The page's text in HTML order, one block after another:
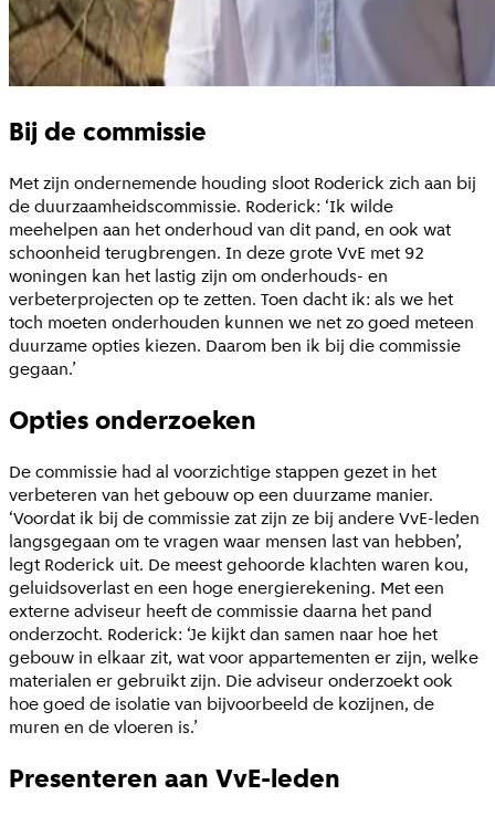
Bij de commissie
Met zijn ondernemende houding sloot Roderick zich aan bij
de duurzaamheidscommissie. Roderick: ‘Ik wilde
meehelpen aan het onderhoud van dit pand, en ook wat
schoonheid terugbrengen. In deze grote VvE met 92
woningen kan het lastig zijn om onderhouds- en
verbeterprojecten op te zetten. Toen dacht ik: als we het
toch moeten onderhouden kunnen we net zo goed meteen
duurzame opties kiezen. Daarom ben ik bij die commissie
gegaan.’
Opties onderzoeken
De commissie had al voorzichtige stappen gezet in het
verbeteren van het gebouw op een duurzame manier.
‘Voordat ik bij de commissie zat zijn ze bij andere VvE-leden
langsgegaan om te vragen waar mensen last van hebben’,
legt Roderick uit. De meest gehoorde klachten waren kou,
geluidsoverlast en een hoge energierekening. Met een
externe adviseur heeft de commissie daarna het pand
onderzocht. Roderick: ‘Je kijkt dan samen naar hoe het
gebouw in elkaar zit, wat voor appartementen er zijn, welke
materialen er gebruikt zijn. Die adviseur onderzoekt ook
hoe goed de isolatie van bijvoorbeeld de kozijnen, de
muren en de vloeren is.’
Presenteren aan VvE-leden